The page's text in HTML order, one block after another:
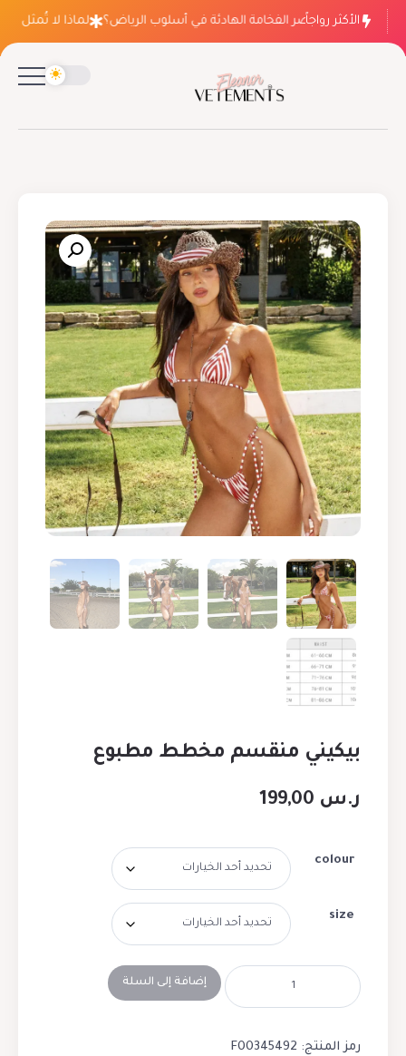
الأكثر رواجاً
لماذا ينتصر الفخامة الهادئة في أسلوب الرياض؟ لماذا لا تُمثل
بيكيني منقسم مخطط مطبوع
ر.س
colour
size
إضافة إلى السلة
رمز المنتج: F00345492